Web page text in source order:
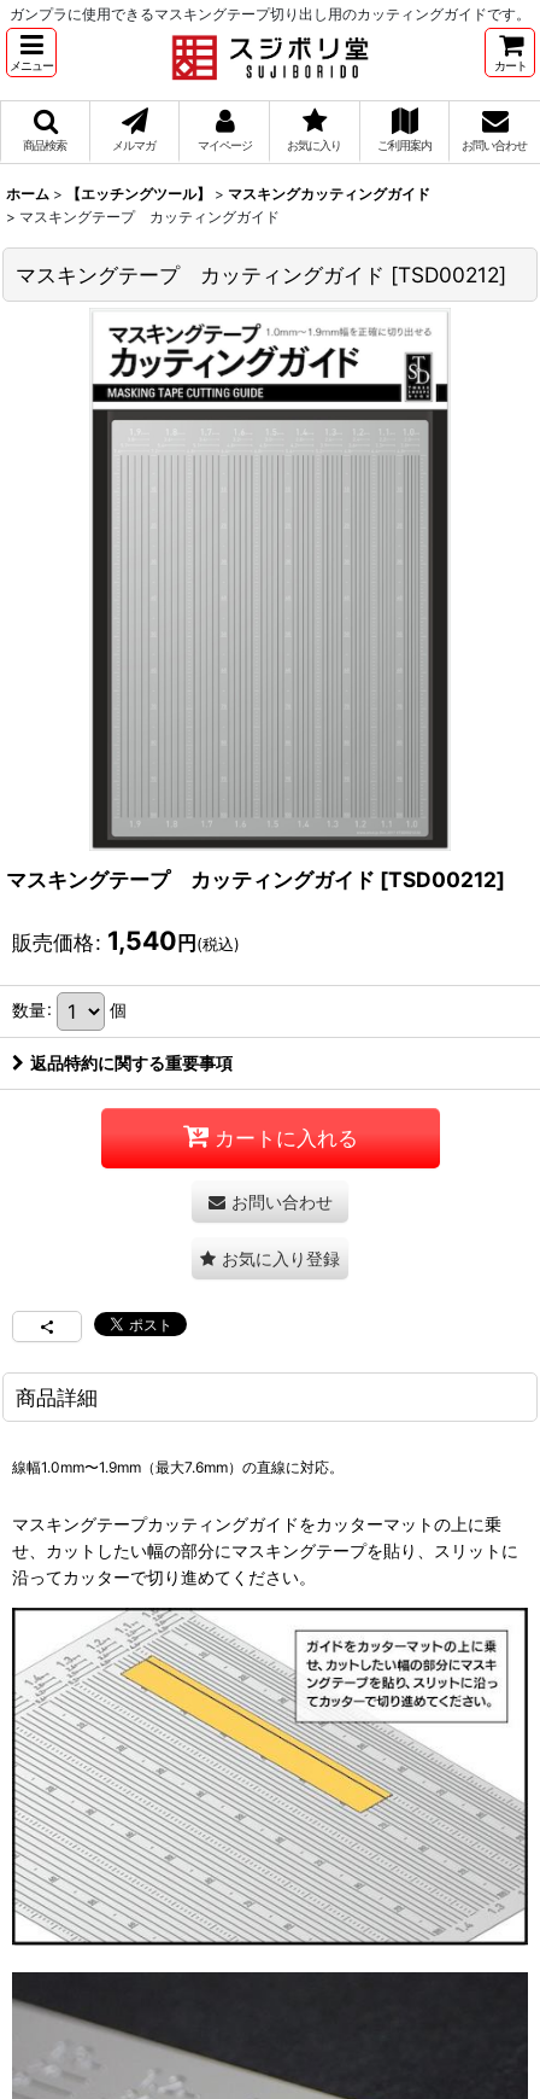
ガンプラに使用できるマスキングテープ切り出し用のカッティングガイドです。
メニュー カート
商品検索 メルマガ マイページ お気に入り ご利用案内 お問い合わせ
ホーム > 【エッチングツール】 > マスキングカッティングガイド
> マスキングテープ カッティングガイド
マスキングテープ カッティングガイド [TSD00212]
マスキングテープ カッティングガイド [TSD00212]
販売価格: 1,540円(税込)
数量: 個
返品特約に関する重要事項
カートに入れる
お問い合わせ
お気に入り登録
商品詳細
線幅1.0mm〜1.9mm（最大7.6mm）の直線に対応。
マスキングテープカッティングガイドをカッターマットの上に乗
せ、カットしたい幅の部分にマスキングテープを貼り、スリットに
沿ってカッターで切り進めてください。